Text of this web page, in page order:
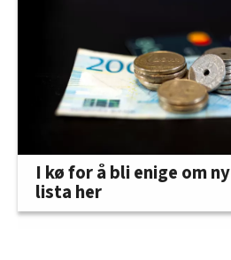
I kø for å bli enige om
lista her